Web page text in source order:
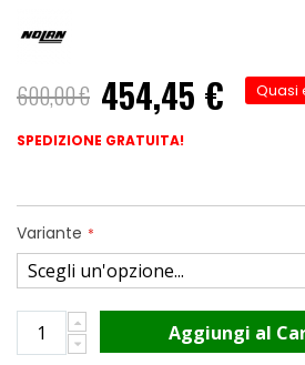
600,00 € 454,45 € Quasi
SPEDIZIONE GRATUITA!
Variante
Aggiungi al